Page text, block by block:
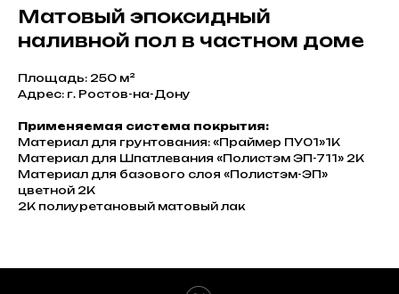
Матовый эпоксидный
наливной пол в частном доме
Площадь: 250 м²
Адрес: г. Ростов-на-Дону
Применяемая система покрытия:
Материал для грунтования: «Праймер ПУ01»1К
Материал для Шпатлевания «Полистэм ЭП-711» 2К
Материал для базового слоя «Полистэм-ЭП»
цветной 2К
2К полиуретановый матовый лак